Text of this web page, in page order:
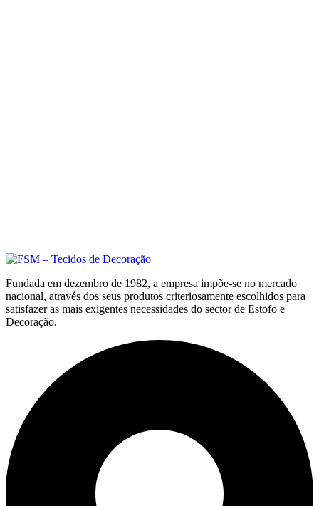
Fundada em dezembro de 1982, a empresa impõe-se no mercado
nacional, através dos seus produtos criteriosamente escolhidos para
satisfazer as mais exigentes necessidades do sector de Estofo e
Decoração.